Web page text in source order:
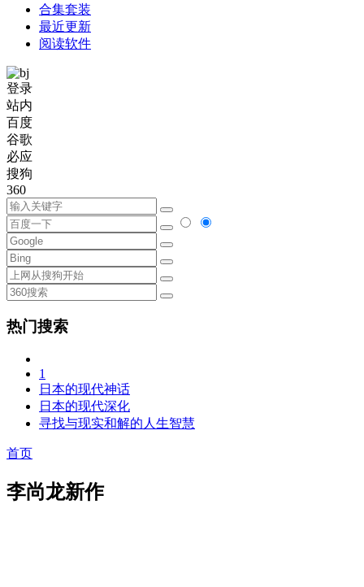
合集套装
最近更新
阅读软件
登录
站内
百度
谷歌
必应
搜狗
360
热门搜索
1
日本的现代神话
日本的现代深化
寻找与现实和解的人生智慧
首页
李尚龙新作